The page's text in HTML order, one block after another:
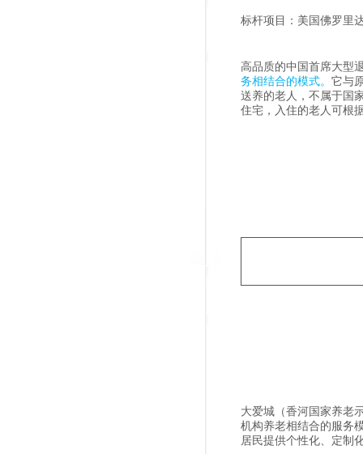
标杆项目：美国佛罗里
高品质的中国首席大型
务相结合的模式。 它与
送养的老人，不属于国
住宅，入住的老人可根
大爱城（香河国家养老
机构养老相结合的服务
居民提供个性化、定制